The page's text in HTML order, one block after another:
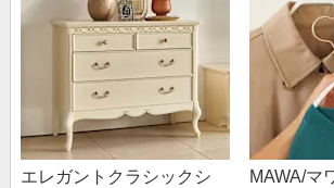
エレガントクラシックシ
MAWA/マ